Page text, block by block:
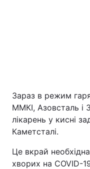
Економіка
Спорт
Зброя
Зараз в режим
ММКІ, Азовсталь і
лікарень у кисні
Каметсталі.
Це вкрай
хворих на COVID-